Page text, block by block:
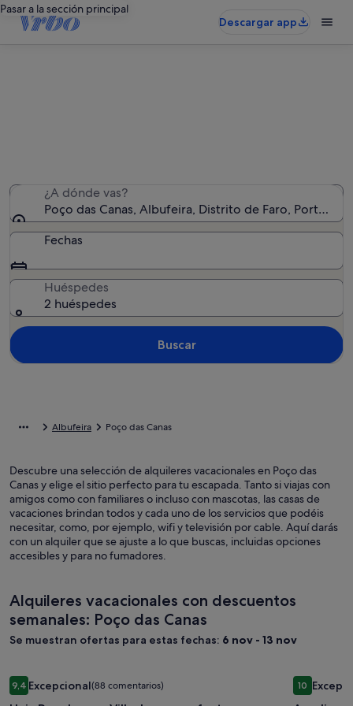
Pasar a la sección principal
Descargar app
¿A dónde vas?
Poço das Canas, Albufeira, Distrito de Faro, Portugal
Fechas
Huéspedes
2 huéspedes
Buscar
Albufeira Poço das Canas
Descubre una selección de alquileres vacacionales en Poço das
Canas y elige el sitio perfecto para tu escapada. Tanto si viajas con
amigos como con familiares o incluso con mascotas, las casas de
vacaciones brindan todos y cada uno de los servicios que podéis
necesitar, como, por ejemplo, wifi y televisión por cable. Aquí darás
con un alquiler que se ajuste a lo que buscas, incluidas opciones
accesibles y para no fumadores.
Alquileres vacacionales con descuentos
semanales: Poço das Canas
Se muestran ofertas para estas fechas: 6 nov - 13 nov
Galería
de
9,49,4 sobre 10, Excepcional, (88 comentarios)
Excepcional(88 comentarios)
Unic Pure Luxury Villa. Lugar perfecto para pasar tus tan
Galería
de
1010 sobre
Amplio